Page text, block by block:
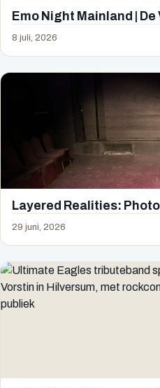
Emo Night Mainland | De
8 juli, 2026
Layered Realities:
29 juni, 2026